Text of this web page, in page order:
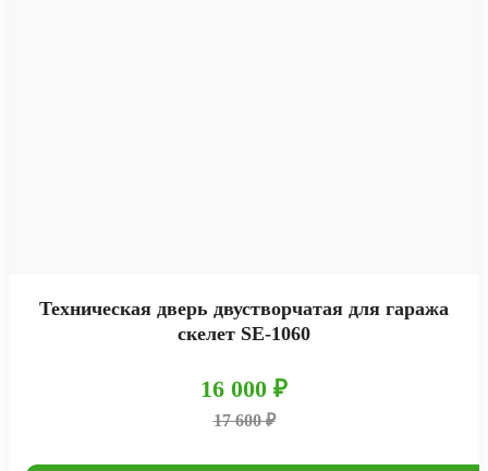
Техническая дверь двустворчатая для гаража
скелет SE-1060
16 000 ₽
17 600 ₽